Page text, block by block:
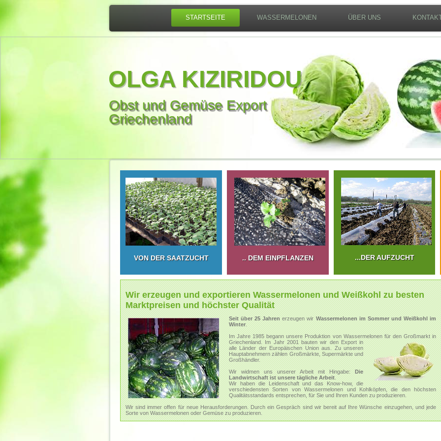
STARTSEITE WASSERMELONEN ÜBER UNS
OLGA KIZIRIDOU
Obst und Gemüse Export
Griechenland
VON DER SAATZUCHT .. DEM EINPFLANZEN ...DER AUFZUCHT
Wir erzeugen und exportieren Wassermelonen und Weißkohl zu besten
Marktpreisen und höchster Qualität
Seit über 25 Jahrenerzeugen wirWassermelonen im Sommer und Weißkohl im
Winter.
Im Jahre 1985 begann unsere Produktion von Wassermelonen für den Großmarkt in
Griechenland.Im Jahr 2001 bauten wir den Export in
alle Länder der Europäischen Union aus. Zu unseren
Hauptabnehmern zählen Großmärkte, Supermärkte und
Großhändler.
Wir widmen uns unserer Arbeit mit Hingabe:Die
Landwirtschaft ist unsere tägliche Arbeit.
Wir haben die Leidenschaft und das Know-how, die
verschiedensten Sorten von Wassermelonen und Kohlköpfen, die den höchsten
Qualitätsstandards entsprechen, für Sie und Ihren Kunden zu produzieren.
Wir sind immer offen für neue Herausforderungen. Durch ein Gespräch sind wir bereit auf Ihre Wünsche einzugehen, und jede
Sorte von Wassermelonen oder Gemüse zu produzieren.